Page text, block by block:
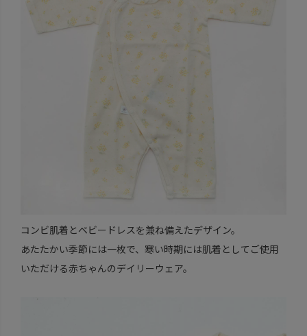
コンビ肌着とベビードレスを兼ね備えたデザイン。
あたたかい季節には一枚で、寒い時期には肌着としてご使用
いただける赤ちゃんのデイリーウェア。